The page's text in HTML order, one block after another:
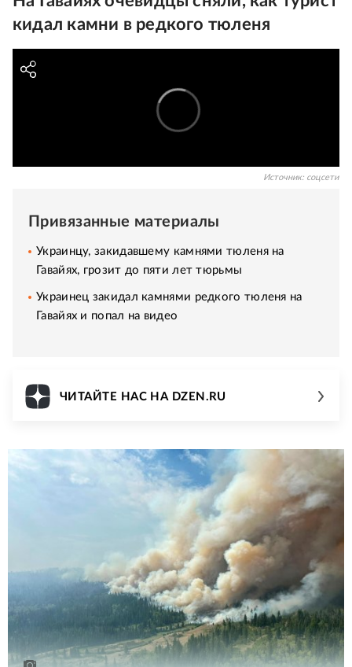
кидал камни в редкого тюленя
Источник: соцсети
Привязанные материалы
Украинцу, закидавшему камнями тюленя на
Гавайях, грозит до пяти лет тюрьмы
Украинец закидал камнями редкого тюленя на
Гавайях и попал на видео
ЧИТАЙТЕ НАС НА DZEN.RU